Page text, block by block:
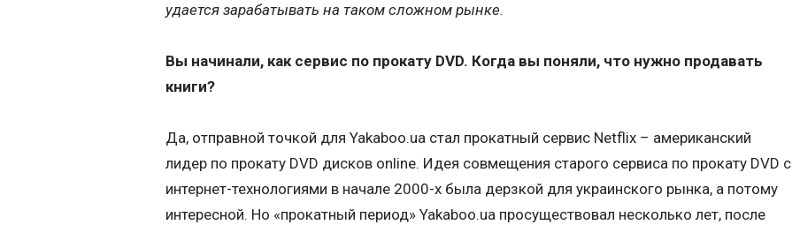
удается зарабатывать на таком сложном рынке.
Вы начинали, как сервис по прокату DVD. Когда вы поняли, что нужно продавать
книги?
Да, отправной точкой для Yakaboo.ua стал прокатный сервис Netflix – американский
лидер по прокату DVD дисков online. Идея совмещения старого сервиса по прокату DVD с
интернет-технологиями в начале 2000-х была дерзкой для украинского рынка, а потому
интересной. Но «прокатный период» Yakaboo.ua просуществовал несколько лет, после